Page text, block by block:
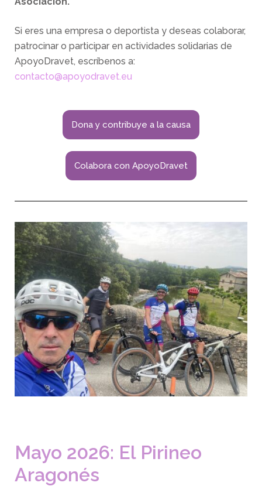
Si eres una empresa o deportista y deseas colaborar,
patrocinar o participar en actividades solidarias de
ApoyoDravet, escríbenos a:
contacto@apoyodravet.eu
Dona y contribuye a la causa
Colabora con ApoyoDravet
Mayo 2026: El Pirineo
Aragonés